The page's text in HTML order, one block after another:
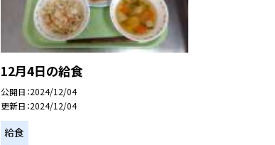
12月4日の給食
公開日 2024/12/04
更新日 2024/12/04
給食